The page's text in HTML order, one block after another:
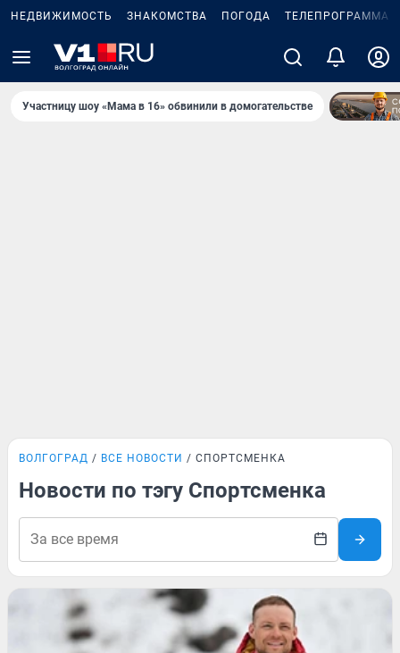
НЕДВИЖИМОСТЬ ЗНАКОМСТВА ПОГОДА ТЕЛЕПРОГРАММА
Участницу шоу «Мама в 16» обвинили в домогательстве
ВОЛГОГРАД ВСЕ НОВОСТИ СПОРТСМЕНКА
Новости по тэгу Спортсменка